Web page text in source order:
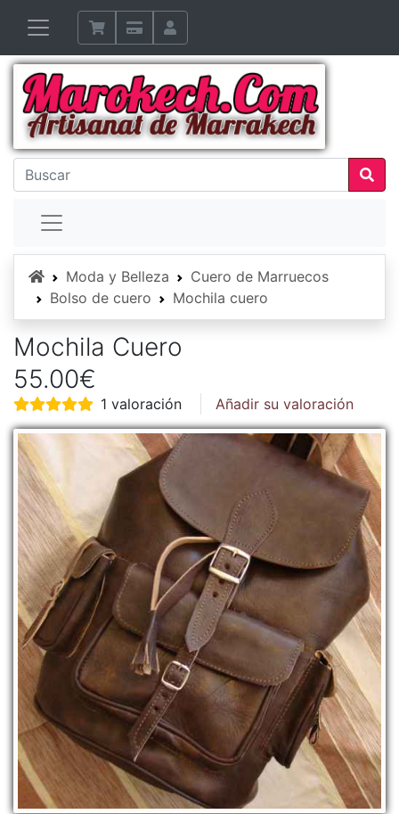
InicioModa y Belleza
Cuero de Marruecos
Bolso de cuero
Mochila cuero
Mochila Cuero
55.00€
1 valoración Añadir su valoración